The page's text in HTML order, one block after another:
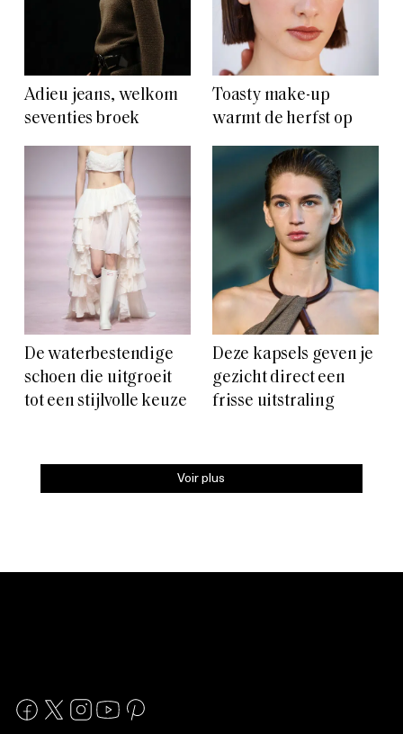
Adieu jeans, welkom
seventies broek
Toasty make-up
warmt de herfst op
De waterbestendige
schoen die uitgroeit
tot een stijlvolle keuze
Deze kapsels geven je
gezicht direct een
frisse uitstraling
Voir plus